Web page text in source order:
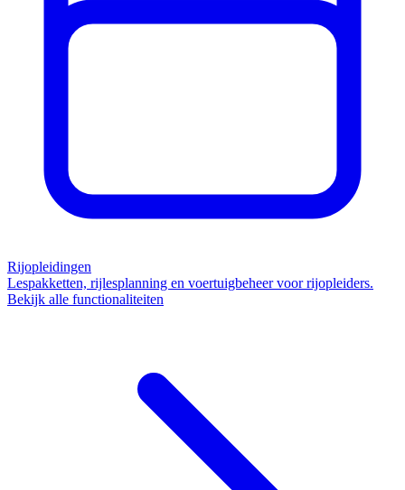
Rijopleidingen
Lespakketten, rijlesplanning en voertuigbeheer voor rijopleiders.
Bekijk alle functionaliteiten